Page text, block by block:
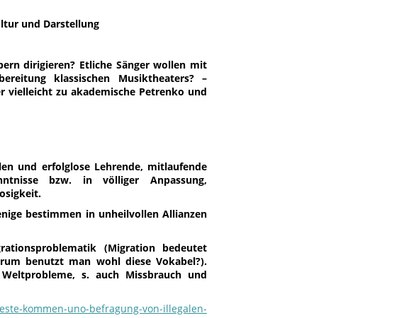
und Darstellung
dirigieren? Etliche Sänger wollen mit
klassischen Musiktheaters? –
vielleicht zu akademische Petrenko und
und erfolglose Lehrende, mitlaufende
bzw. in völliger Anpassung,
bestimmen in unheilvollen Allianzen
(Migration bedeutet
benutzt man wohl diese Vokabel?).
s. auch Missbrauch und
kommen-uno-befragung-von-illegalen-